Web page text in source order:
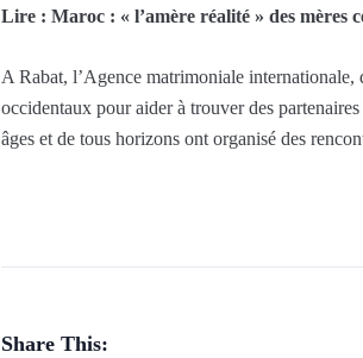
Lire : Maroc : « l’amère réalité » des mères
A Rabat, l’Agence matrimoniale
occidentaux pour aider à trouver des
âges et de tous horizons ont organisé des
Share This: